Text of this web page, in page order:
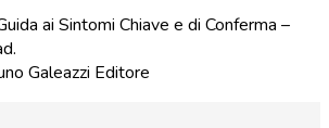
ai Sintomi Chiave e di Conferma –
Galeazzi Editore